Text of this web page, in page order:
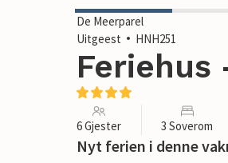
De Meerparel
Uitgeest
HNH251
Feriehus
6 Gjester 3 Soverom
Nyt ferien i denne